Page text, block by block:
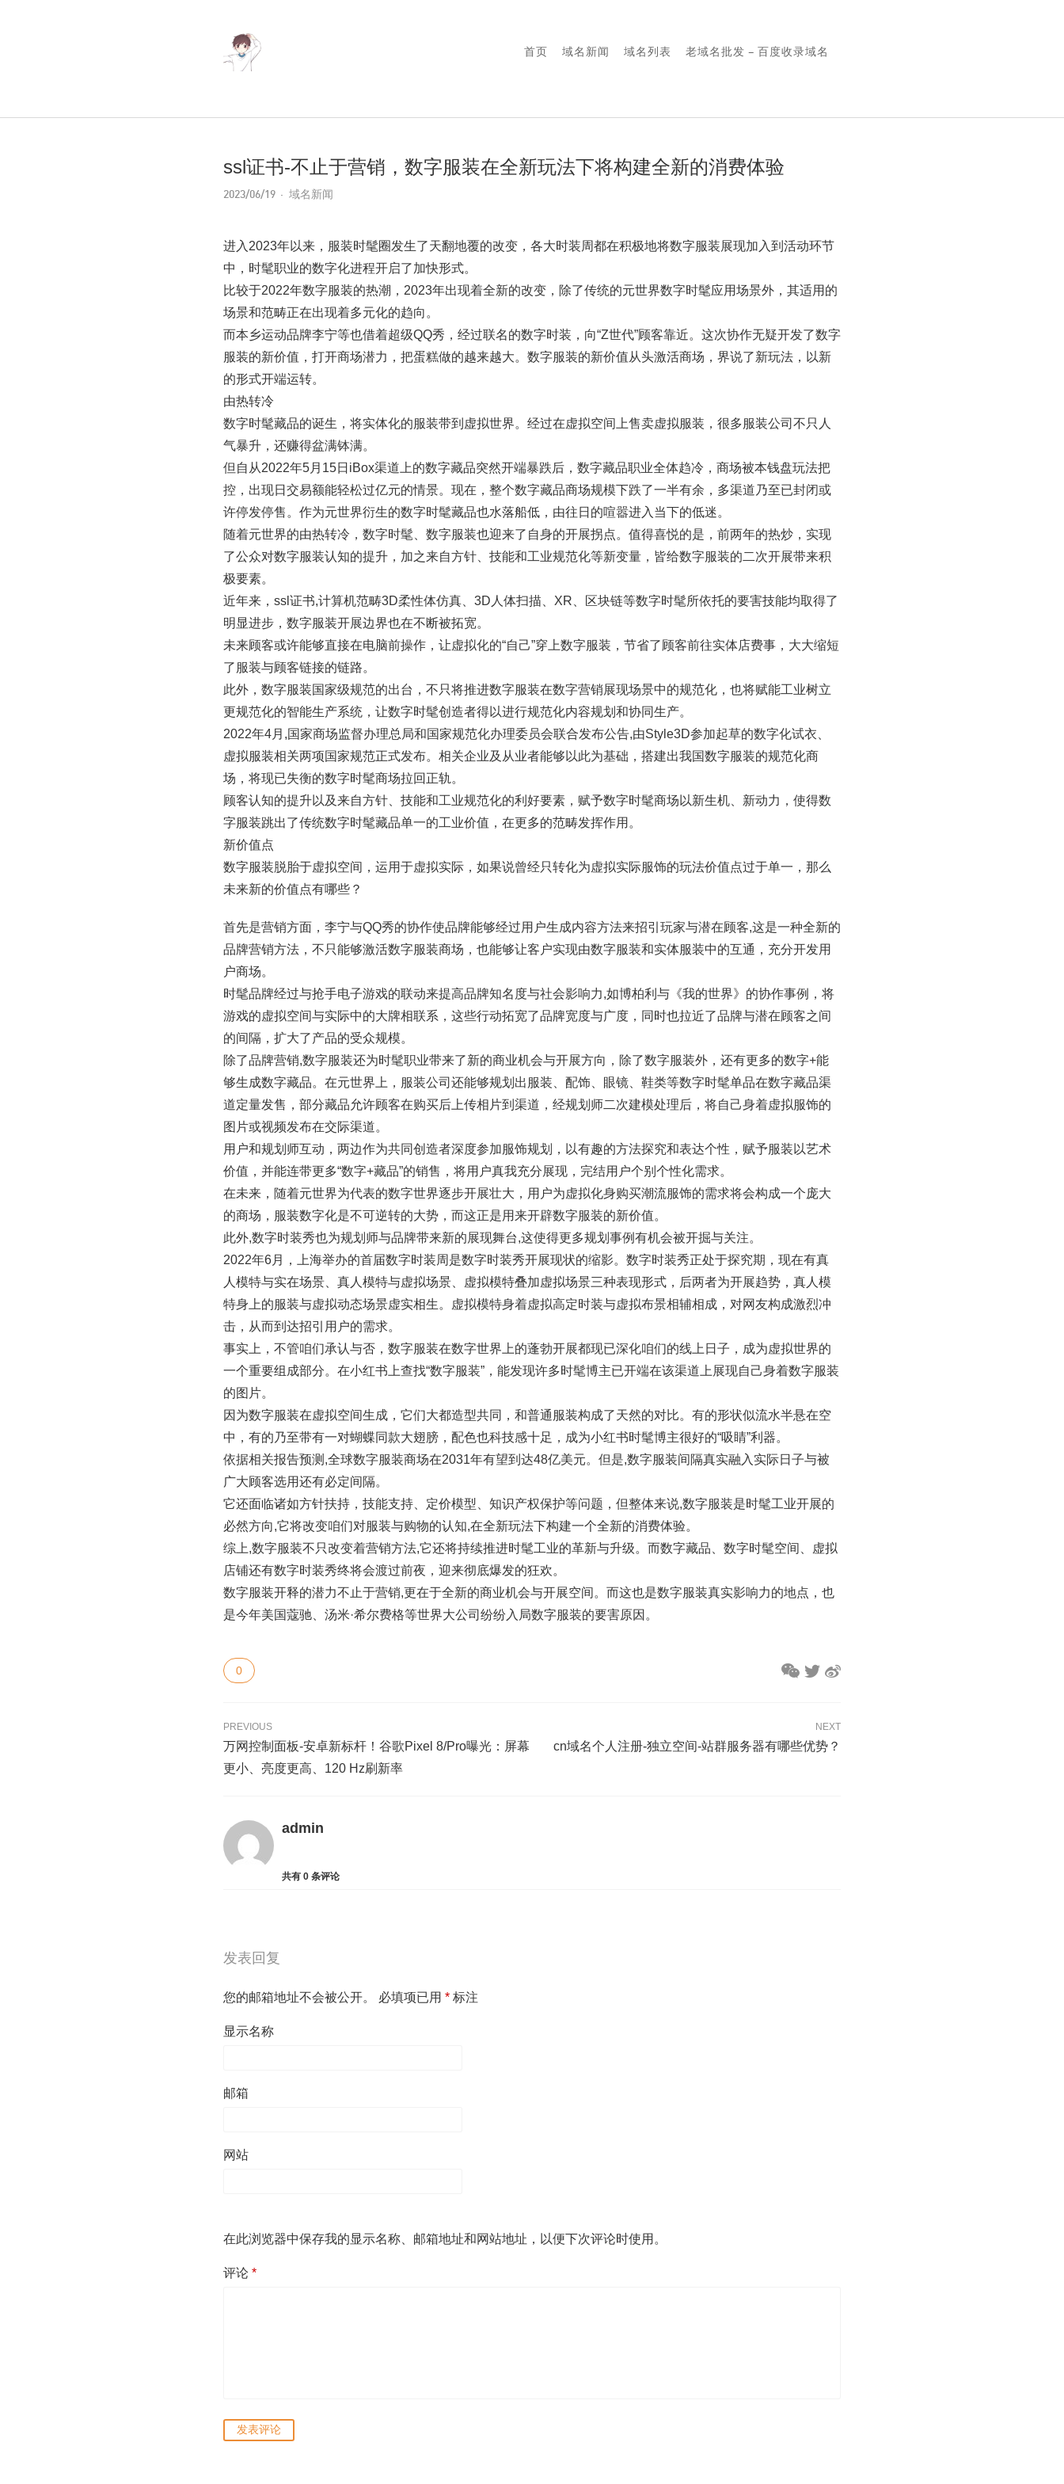
首页 域名新闻 域名列表 老域名批发 – 百度收录域名
ssl证书-不止于营销，数字服装在全新玩法下将构建全新的消费体验
2023/06/19 域名新闻
进入2023年以来，服装时髦圈发生了天翻地覆的改变，各大时装周都在积极地将数字服装展现加入到活动环节
中，时髦职业的数字化进程开启了加快形式。
比较于2022年数字服装的热潮，2023年出现着全新的改变，除了传统的元世界数字时髦应用场景外，其适用的
场景和范畴正在出现着多元化的趋向。
而本乡运动品牌李宁等也借着超级QQ秀，经过联名的数字时装，向“Z世代”顾客靠近。这次协作无疑开发了数字
服装的新价值，打开商场潜力，把蛋糕做的越来越大。数字服装的新价值从头激活商场，界说了新玩法，以新
的形式开端运转。
由热转冷
数字时髦藏品的诞生，将实体化的服装带到虚拟世界。经过在虚拟空间上售卖虚拟服装，很多服装公司不只人
气暴升，还赚得盆满钵满。
但自从2022年5月15日iBox渠道上的数字藏品突然开端暴跌后，数字藏品职业全体趋冷，商场被本钱盘玩法把
控，出现日交易额能轻松过亿元的情景。现在，整个数字藏品商场规模下跌了一半有余，多渠道乃至已封闭或
许停发停售。作为元世界衍生的数字时髦藏品也水落船低，由往日的喧嚣进入当下的低迷。
随着元世界的由热转冷，数字时髦、数字服装也迎来了自身的开展拐点。值得喜悦的是，前两年的热炒，实现
了公众对数字服装认知的提升，加之来自方针、技能和工业规范化等新变量，皆给数字服装的二次开展带来积
极要素。
近年来，ssl证书,计算机范畴3D柔性体仿真、3D人体扫描、XR、区块链等数字时髦所依托的要害技能均取得了
明显进步，数字服装开展边界也在不断被拓宽。
未来顾客或许能够直接在电脑前操作，让虚拟化的“自己”穿上数字服装，节省了顾客前往实体店费事，大大缩短
了服装与顾客链接的链路。
此外，数字服装国家级规范的出台，不只将推进数字服装在数字营销展现场景中的规范化，也将赋能工业树立
更规范化的智能生产系统，让数字时髦创造者得以进行规范化内容规划和协同生产。
2022年4月,国家商场监督办理总局和国家规范化办理委员会联合发布公告,由Style3D参加起草的数字化试衣、
虚拟服装相关两项国家规范正式发布。相关企业及从业者能够以此为基础，搭建出我国数字服装的规范化商
场，将现已失衡的数字时髦商场拉回正轨。
顾客认知的提升以及来自方针、技能和工业规范化的利好要素，赋予数字时髦商场以新生机、新动力，使得数
字服装跳出了传统数字时髦藏品单一的工业价值，在更多的范畴发挥作用。
新价值点
数字服装脱胎于虚拟空间，运用于虚拟实际，如果说曾经只转化为虚拟实际服饰的玩法价值点过于单一，那么
未来新的价值点有哪些？
首先是营销方面，李宁与QQ秀的协作使品牌能够经过用户生成内容方法来招引玩家与潜在顾客,这是一种全新的
品牌营销方法，不只能够激活数字服装商场，也能够让客户实现由数字服装和实体服装中的互通，充分开发用
户商场。
时髦品牌经过与抢手电子游戏的联动来提高品牌知名度与社会影响力,如博柏利与《我的世界》的协作事例，将
游戏的虚拟空间与实际中的大牌相联系，这些行动拓宽了品牌宽度与广度，同时也拉近了品牌与潜在顾客之间
的间隔，扩大了产品的受众规模。
除了品牌营销,数字服装还为时髦职业带来了新的商业机会与开展方向，除了数字服装外，还有更多的数字+能
够生成数字藏品。在元世界上，服装公司还能够规划出服装、配饰、眼镜、鞋类等数字时髦单品在数字藏品渠
道定量发售，部分藏品允许顾客在购买后上传相片到渠道，经规划师二次建模处理后，将自己身着虚拟服饰的
图片或视频发布在交际渠道。
用户和规划师互动，两边作为共同创造者深度参加服饰规划，以有趣的方法探究和表达个性，赋予服装以艺术
价值，并能连带更多“数字+藏品”的销售，将用户真我充分展现，完结用户个别个性化需求。
在未来，随着元世界为代表的数字世界逐步开展壮大，用户为虚拟化身购买潮流服饰的需求将会构成一个庞大
的商场，服装数字化是不可逆转的大势，而这正是用来开辟数字服装的新价值。
此外,数字时装秀也为规划师与品牌带来新的展现舞台,这使得更多规划事例有机会被开掘与关注。
2022年6月，上海举办的首届数字时装周是数字时装秀开展现状的缩影。数字时装秀正处于探究期，现在有真
人模特与实在场景、真人模特与虚拟场景、虚拟模特叠加虚拟场景三种表现形式，后两者为开展趋势，真人模
特身上的服装与虚拟动态场景虚实相生。虚拟模特身着虚拟高定时装与虚拟布景相辅相成，对网友构成激烈冲
击，从而到达招引用户的需求。
事实上，不管咱们承认与否，数字服装在数字世界上的蓬勃开展都现已深化咱们的线上日子，成为虚拟世界的
一个重要组成部分。在小红书上查找“数字服装”，能发现许多时髦博主已开端在该渠道上展现自己身着数字服装
的图片。
因为数字服装在虚拟空间生成，它们大都造型共同，和普通服装构成了天然的对比。有的形状似流水半悬在空
中，有的乃至带有一对蝴蝶同款大翅膀，配色也科技感十足，成为小红书时髦博主很好的“吸睛”利器。
依据相关报告预测,全球数字服装商场在2031年有望到达48亿美元。但是,数字服装间隔真实融入实际日子与被
广大顾客选用还有必定间隔。
它还面临诸如方针扶持，技能支持、定价模型、知识产权保护等问题，但整体来说,数字服装是时髦工业开展的
必然方向,它将改变咱们对服装与购物的认知,在全新玩法下构建一个全新的消费体验。
综上,数字服装不只改变着营销方法,它还将持续推进时髦工业的革新与升级。而数字藏品、数字时髦空间、虚拟
店铺还有数字时装秀终将会渡过前夜，迎来彻底爆发的狂欢。
数字服装开释的潜力不止于营销,更在于全新的商业机会与开展空间。而这也是数字服装真实影响力的地点，也
是今年美国蔻驰、汤米·希尔费格等世界大公司纷纷入局数字服装的要害原因。
0
PREVIOUS
万网控制面板-安卓新标杆！谷歌Pixel 8/Pro曝光：屏幕
更小、亮度更高、120 Hz刷新率
NEXT
cn域名个人注册-独立空间-站群服务器有哪些优势？
admin
共有 0 条评论
发表回复
您的邮箱地址不会被公开。 必填项已用 * 标注
显示名称
邮箱
网站
在此浏览器中保存我的显示名称、邮箱地址和网站地址，以便下次评论时使用。
评论 *